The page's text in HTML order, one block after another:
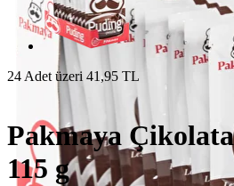
24 Adet üzeri 41,95 TL
Pakmaya
115 g